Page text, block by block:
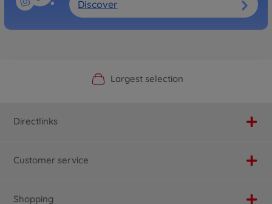
Discover
Official Manufacturer Shop
Largest selection
Personal service
Fast delivery
Directlinks
Customer service
Shopping